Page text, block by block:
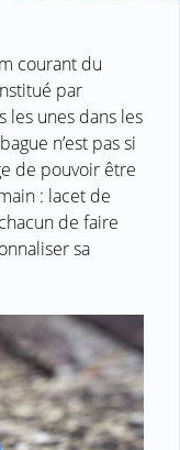
courant du
par
les unes dans les
n’est pas si
de pouvoir être
: lacet de
de faire
sa